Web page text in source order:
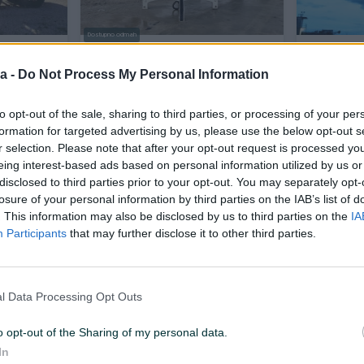
- Do Not Process My Personal Information
opt-out of the sale, sharing to third parties, or processing of your
for targeted advertising by us, please use the below opt-out
selection. Please note that after your opt-out request is processed
interest-based ads based on personal information utilized by us
to third parties prior to your opt-out. You may separately
of your personal information by third parties on the IAB’s list of
This information may also be disclosed by us to third parties on the
Participants that may further disclose it to other third parties.
Data Processing Opt Outs
opt-out of the Sharing of my personal data.
Na upit
Dostupno odmah
spider 18m - Prodaja/Najam
Na upit
prije 5 dana prije 5 dana
2.5 m2
PIK SHOP
MINI MIKSER
PIK SHOP